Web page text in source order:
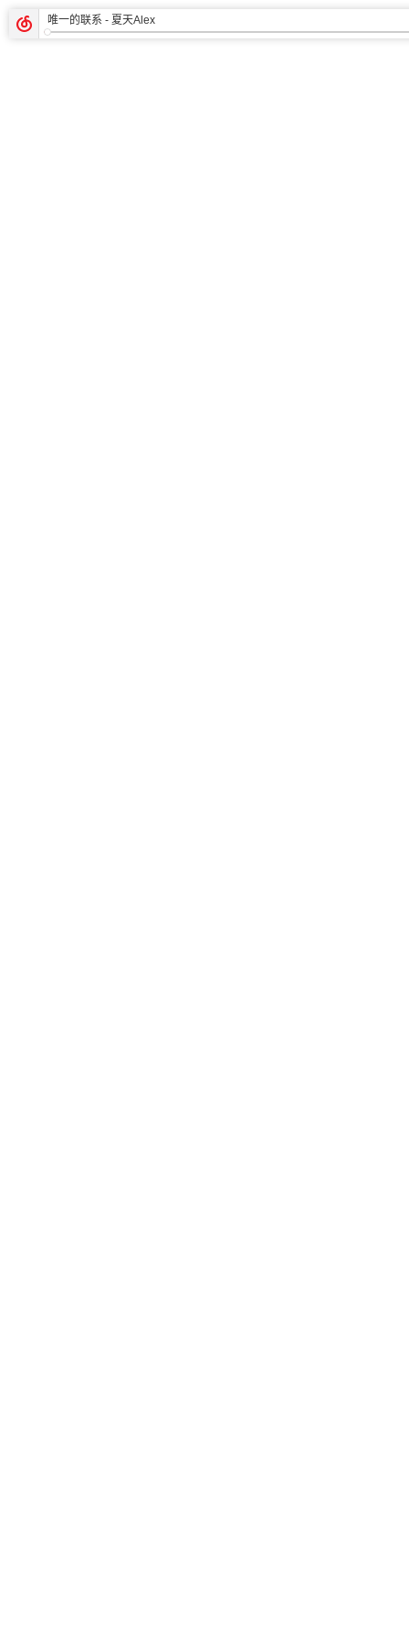
唯一的联系 - 夏天Alex